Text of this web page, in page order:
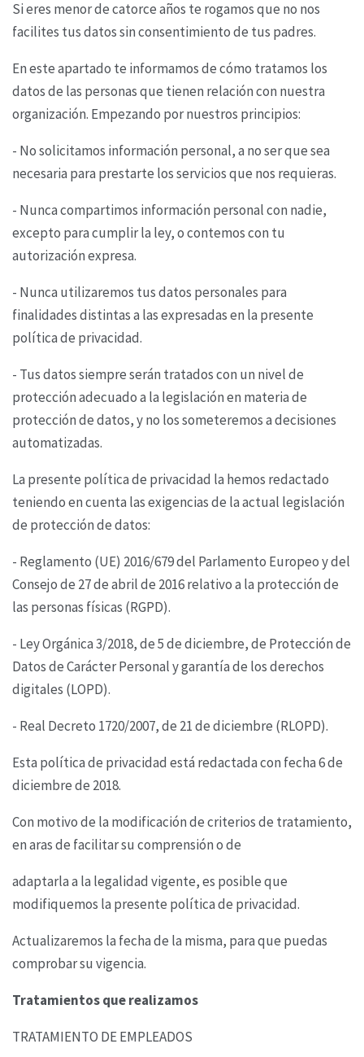
Si eres menor de catorce años te rogamos que no nos
facilites tus datos sin consentimiento de tus padres.
En este apartado te informamos de cómo tratamos los
datos de las personas que tienen relacióncon nuestra
organización. Empezando por nuestros principios:
- No solicitamos información personal, a no ser que sea
necesaria para prestarte los servicios que nos requieras.
- Nunca compartimos información personal con nadie,
excepto para cumplir la ley, o contemos con tu
autorización expresa.
- Nunca utilizaremos tus datos personales para
finalidades distintas a las expresadas en la presente
política de privacidad.
- Tus datos siempre serán tratados con un nivel de
protección adecuado a la legislación en materiade
protección de datos, y no los someteremos a decisiones
automatizadas.
La presente política de privacidad la hemos redactado
teniendo en cuenta las exigencias de laactual legislación
de protección de datos:
- Reglamento (UE) 2016/679 del Parlamento Europeo y del
Consejo de 27 de abril de 2016 relativoa la protección de
las personas físicas (RGPD).
- Ley Orgánica 3/2018, de 5 de diciembre, de Protección de
Datos de Carácter Personal y garantíade los derechos
digitales (LOPD).
- Real Decreto 1720/2007, de 21 de diciembre (RLOPD).
Esta política de privacidad está redactada con fecha 6 de
diciembre de 2018.
Con motivo de la modificación de criterios de tratamiento,
en aras de facilitar su comprensión o de
adaptarla a la legalidad vigente, es posible que
modifiquemos la presente política de privacidad.
Actualizaremos la fecha de la misma, para que puedas
comprobar su vigencia.
Tratamientos que realizamos
TRATAMIENTO DE EMPLEADOS